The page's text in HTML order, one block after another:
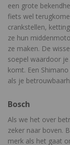
een grote
fiets wel
crankstellen,
ze hun
ze maken. De
soepel waardoor
komt. Een
als je
Bosch
Als we het over
zeker naar boven.
merk als het gaat